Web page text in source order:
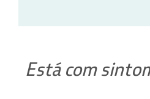
Está com